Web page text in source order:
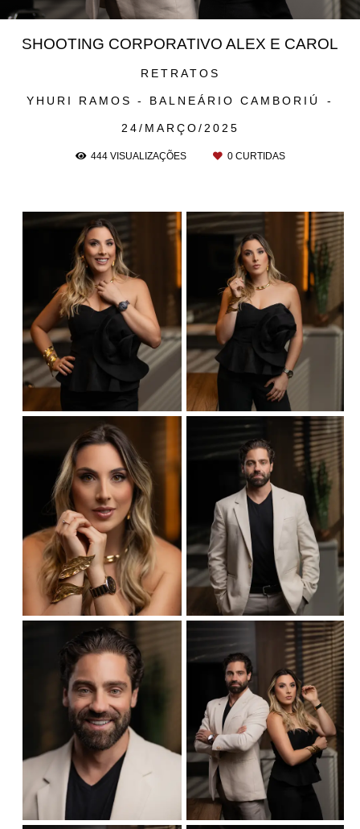
RETRATOS
YHURI RAMOS - BALNEÁRIO CAMBORIÚ
24/MARÇO/2025
SHOOTING CORPORATIVO ALEX E CAROL
444VISUALIZAÇÕES 0CURTIDAS